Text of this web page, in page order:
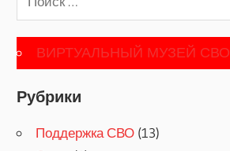
ВИРТУАЛЬНЫЙ МУЗЕЙ СВО
Рубрики
Поддержка СВО (13)